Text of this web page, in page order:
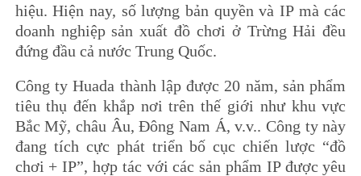
hiệu. Hiện nay, số lượng bản quyền và IP mà các
doanh nghiệp sản xuất đồ chơi ở Trừng Hải đều
đứng đầu cả nước Trung Quốc.
Công ty Huada thành lập được 20 năm, sản phẩm
tiêu thụ đến khắp nơi trên thế giới như khu vực
Bắc Mỹ, châu Âu, Đông Nam Á, v.v.. Công ty này
đang tích cực phát triển bố cục chiến lược “đồ
chơi + IP”, hợp tác với các sản phẩm IP được yêu